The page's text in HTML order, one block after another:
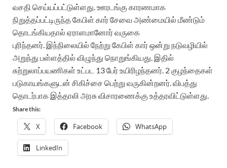
வசதி செய்யப்பட்டுள்ளது. ஊரடங்கு காரணமாக
நிறுத்தப்பட்டிருந்த கேபிள் கார் சேவை அண்மையில் மீண்டும்
தொடங்கியதால் ஏராளமானோர் வருகை
புரிந்தனர். இந்நிலையில் நேற்று கேபிள் கார் ஒன்று நடுவழியில்
அறுந்து பள்ளத்தில் விழுந்து நொறுங்கியது. இதில்
சுற்றுலாப்பயணிகள் உட்பட 13 பேர் உயிரிழந்தனர். 2 குழந்தைகள்
படுகாயங்களுடன் சிகிச்சை பெற்று வருகின்றனர். விபத்து
தொடர்பாக இத்தாலி அரசு விசாரணைக்கு உத்தரவிட்டுள்ளது.
Share this:
X Facebook WhatsApp
LinkedIn